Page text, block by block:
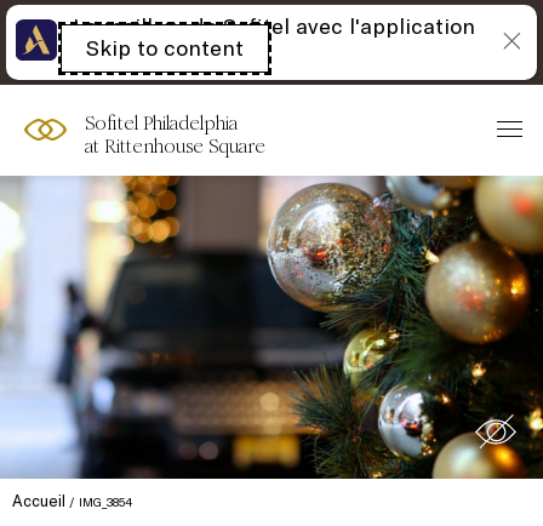
Skip to content
Open
acessibility
panel
Sofitel Philadelphia
at Rittenhouse Square
Accueil IMG_3854
Le meilleur de Sofitel avec l'application
Accor